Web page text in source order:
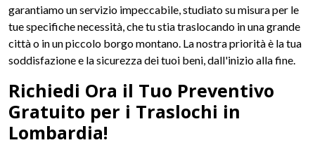
garantiamo un servizio impeccabile, studiato su misura per le
tue specifiche necessità, che tu stia traslocando in una grande
città o in un piccolo borgo montano. La nostra priorità è la tua
soddisfazione e la sicurezza dei tuoi beni, dall'inizio alla fine.
Richiedi Ora il Tuo Preventivo
Gratuito per i Traslochi in
Lombardia!